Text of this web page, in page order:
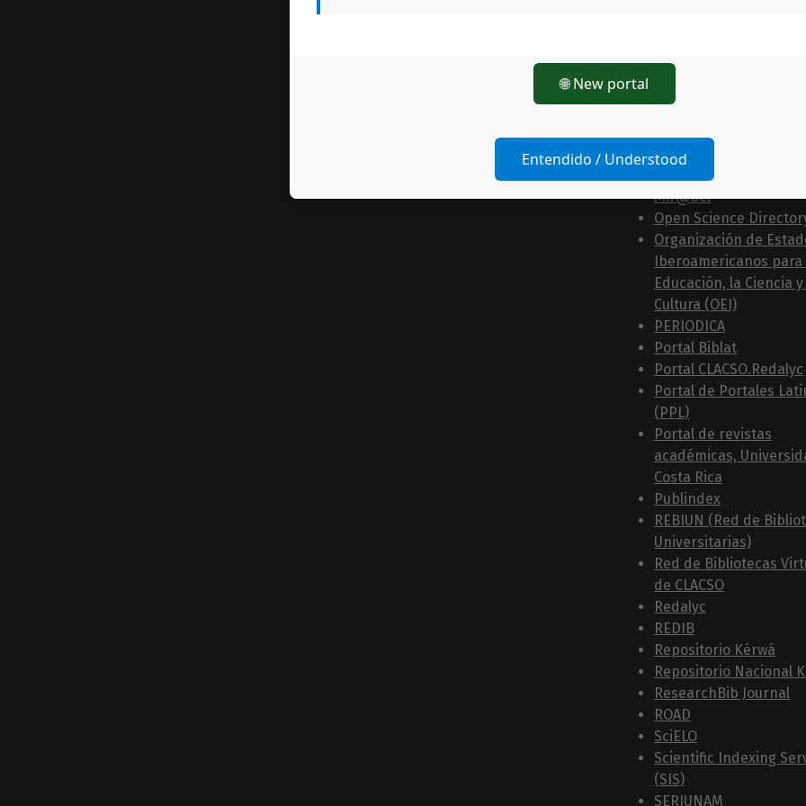
Journals for Free
LatAm-Estudios
LatinREV
Mir@bel
Open Science
Organización de
Iberoamericanos para
Educación, la Ciencia y
Cultura (OEI)
PERIODICA
Portal Biblat
Portal CLACSO.Redalyc
Portal de Portales
(PPL)
Portal de revistas
académicas,
Costa Rica
Publindex
REBIUN (Red de
Universitarias)
Red de Bibliotecas
de CLACSO
Redalyc
REDIB
Repositorio Kérwá
Repositorio Nacional
ResearchBib Journal
ROAD
SciELO
Scientific Indexing
(SIS)
SERIUNAM
🌐 New portal
Entendido / Understood